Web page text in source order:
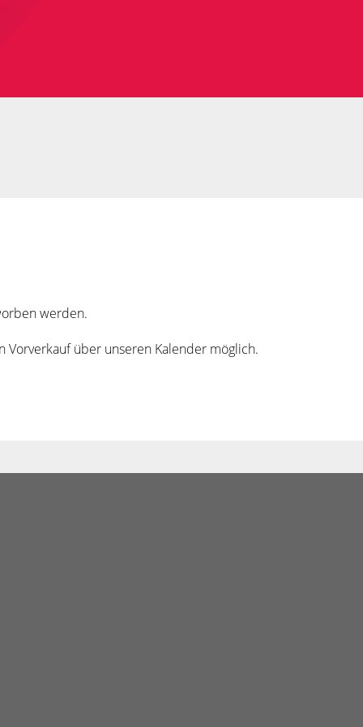
werden.
über unseren Kalender möglich.